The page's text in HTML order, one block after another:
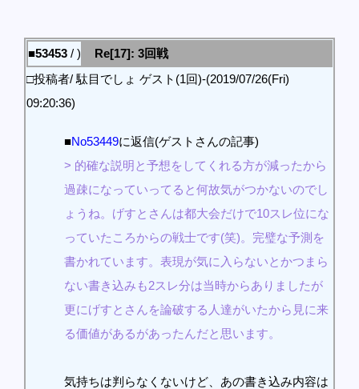
■53453 / )
Re[17]: 3回戦
□投稿者/ 駄目でしょ ゲスト(1回)-(2019/07/26(Fri)
09:20:36)
■No53449に返信(ゲストさんの記事)
> 的確な説明と予想をしてくれる方が減ったから
過疎になっていってると何故気がつかないのでし
ょうね。げすとさんは都大会だけで10スレ位にな
っていたころからの戦士です(笑)。完璧な予測を
書かれています。表現が気に入らないとかつまら
ない書き込みも2スレ分は当時からありましたが
更にげすとさんを論破する人達がいたから見に来
る価値があるがあったんだと思います。
気持ちは判らなくないけど、あの書き込み内容は